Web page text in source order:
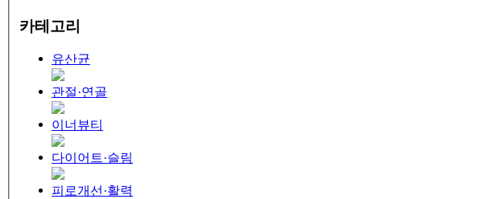
카테고리
유산균
관절·연골
이너뷰티
다이어트·슬림
피로개선·활력